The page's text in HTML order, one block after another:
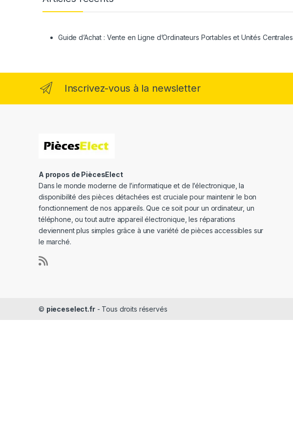
Guide d’Achat : Vente en Ligne d’Ordinateurs Portables et Unités Centrales
Inscrivez-vous à la newsletter
A propos de PiècesElect
Dans le monde moderne de l’informatique et de l’électronique, la
disponibilité des pièces détachées est cruciale pour maintenir le bon
fonctionnement de nos appareils. Que ce soit pour un ordinateur, un
téléphone, ou tout autre appareil électronique, les réparations
deviennent plus simples grâce à une variété de pièces accessibles sur
le marché.
© pieceselect.fr- Tous droits réservés